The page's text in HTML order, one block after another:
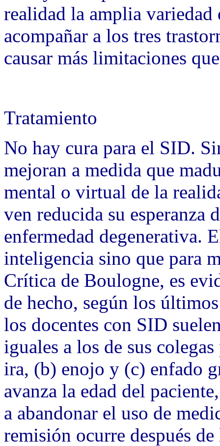
realidad la amplia variedad
acompañar a los tres
causar más limitaciones
Tratamiento
No hay cura para el SID.
mejoran a medida que
mental o virtual de la
ven reducida su esperanza
enfermedad degenerativa.
inteligencia sino que para
Crítica de Boulogne, es
de hecho, según los
los docentes con SID
iguales a los de sus
ira, (b) enojo y (c) enfado
avanza la edad del
a abandonar el uso de
remisión ocurre después